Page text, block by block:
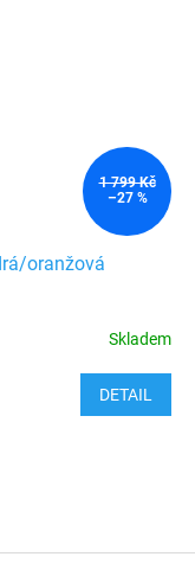
1 799 Kč
–27 %
oranžová
Skladem
DETAIL